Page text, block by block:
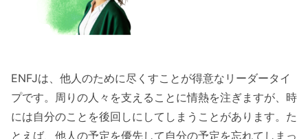
ENFJは、他人のために尽くすことが得意なリーダータイ
プです。周りの人々を支えることに情熱を注ぎますが、時
には自分のことを後回しにしてしまうことがあります。た
とえば、他人の予定を優先して自分の予定を忘れてしまっ